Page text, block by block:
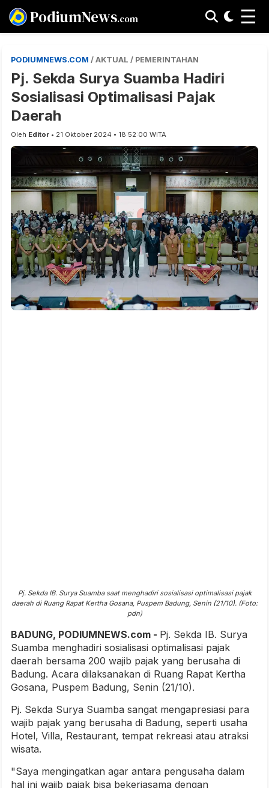
PodiumNews.com ☰
PODIUMNEWS.COM / AKTUAL / PEMERINTAHAN
Pj. Sekda Surya Suamba Hadiri
Sosialisasi Optimalisasi Pajak
Daerah
Oleh Editor • 21 Oktober 2024 • 18:52:00 WITA
Pj. Sekda IB. Surya Suamba saat menghadiri sosialisasi optimalisasi pajak
daerah di Ruang Rapat Kertha Gosana, Puspem Badung, Senin (21/10). (Foto:
pdn)
BADUNG, PODIUMNEWS.com - Pj. Sekda IB. Surya
Suamba menghadiri sosialisasi optimalisasi pajak
daerah bersama 200 wajib pajak yang berusaha di
Badung. Acara dilaksanakan di Ruang Rapat Kertha
Gosana, Puspem Badung, Senin (21/10).
Pj. Sekda Surya Suamba sangat mengapresiasi para
wajib pajak yang berusaha di Badung, seperti usaha
Hotel, Villa, Restaurant, tempat rekreasi atau atraksi
wisata.
"Saya mengingatkan agar antara pengusaha dalam
hal ini wajib pajak bisa bekerjasama dengan